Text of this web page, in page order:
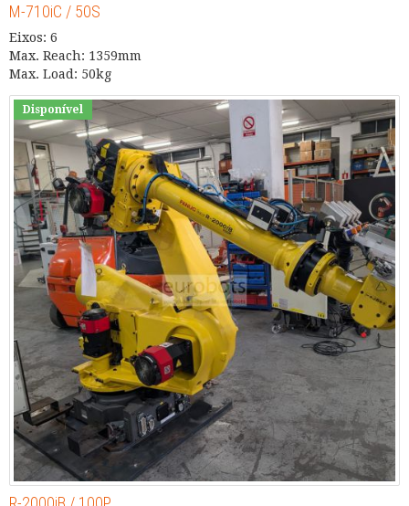
M-710iC / 50S
Eixos: 6
Max. Reach: 1359mm
Max. Load: 50kg
Disponível